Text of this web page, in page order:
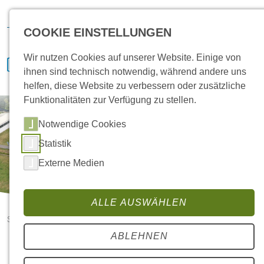
Startseite News
News
COOKIE EINSTELLUNGEN
Wir nutzen Cookies auf unserer Website. Einige von
ihnen sind technisch notwendig, während andere uns
helfen, diese Website zu verbessern oder zusätzliche
Funktionalitäten zur Verfügung zu stellen.
Notwendige Cookies
Statistik
Externe Medien
ALLE AUSWÄHLEN
ABLEHNEN